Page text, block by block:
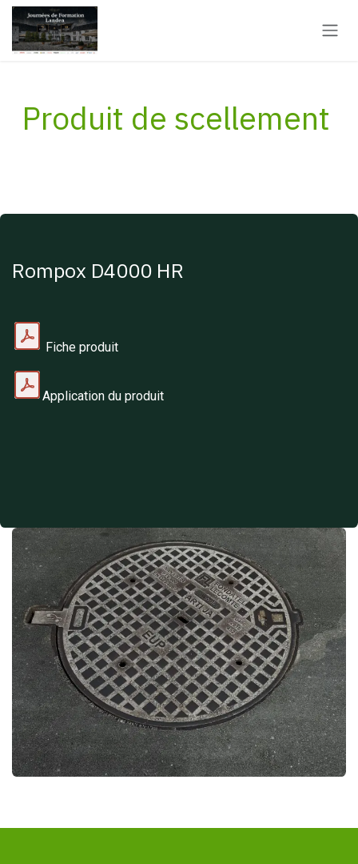
Overslaan naar inhoud
Produit de scellement
Rompox D4000 HR
Fiche produit
Application du produit